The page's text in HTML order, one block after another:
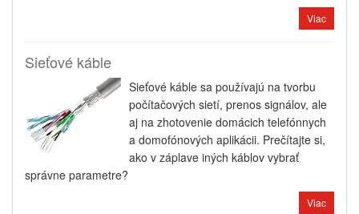
Viac
Sieťové káble
Sieťové káble sa používajú na tvorbu
počítačových sietí, prenos signálov, ale
aj na zhotovenie domácich telefónnych
a domofónových aplikácii. Prečítajte si,
ako v záplave iných káblov vybrať
správne parametre?
Viac